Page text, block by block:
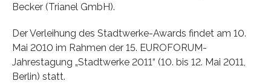
Becker (Trianel GmbH).
Der Verleihung des Stadtwerke-Awards findet am 10.
Mai 2010 im Rahmen der 15. EUROFORUM-
Jahrestagung „Stadtwerke 2011“ (10. bis 12. Mai 2011,
Berlin) statt.